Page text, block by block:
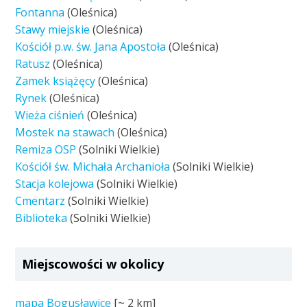
Fontanna (Oleśnica)
Stawy miejskie (Oleśnica)
Kościół p.w. św. Jana Apostoła (Oleśnica)
Ratusz (Oleśnica)
Zamek książęcy(Oleśnica)
Rynek(Oleśnica)
Wieża ciśnień (Oleśnica)
Mostek na stawach (Oleśnica)
Remiza OSP (Solniki Wielkie)
Kościół św. Michała Archanioła (Solniki Wielkie)
Stacja kolejowa (Solniki Wielkie)
Cmentarz (Solniki Wielkie)
Biblioteka (Solniki Wielkie)
Miejscowości w okolicy
mapa Bogusławice [~ 2 km]